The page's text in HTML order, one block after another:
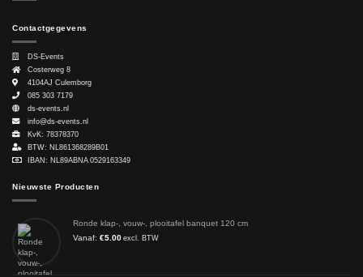
Contactgegevens
DS-Events
Costerweg 8
4104AJ Culemborg
085 303 7179
ds-events.nl
info@ds-events.nl
KvK: 78378370
BTW: NL861368289B01
IBAN: NL89ABNA 0529163349
Nieuwste Producten
Ronde klap-, vouw-, plooitafel banquet 120 cm
Vanaf: €5.00 excl. BTW